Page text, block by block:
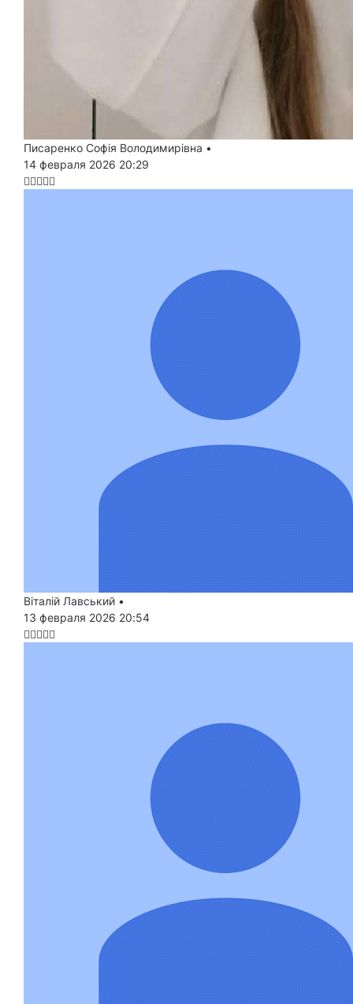
Писаренко Софія Володимирівна •
14 февраля 2026 20:29
Віталій Лавський •
13 февраля 2026 20:54